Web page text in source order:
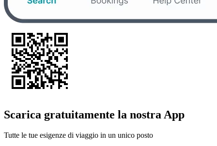
Scarica gratuitamente la nostra App
Tutte le tue esigenze di viaggio in un unico posto